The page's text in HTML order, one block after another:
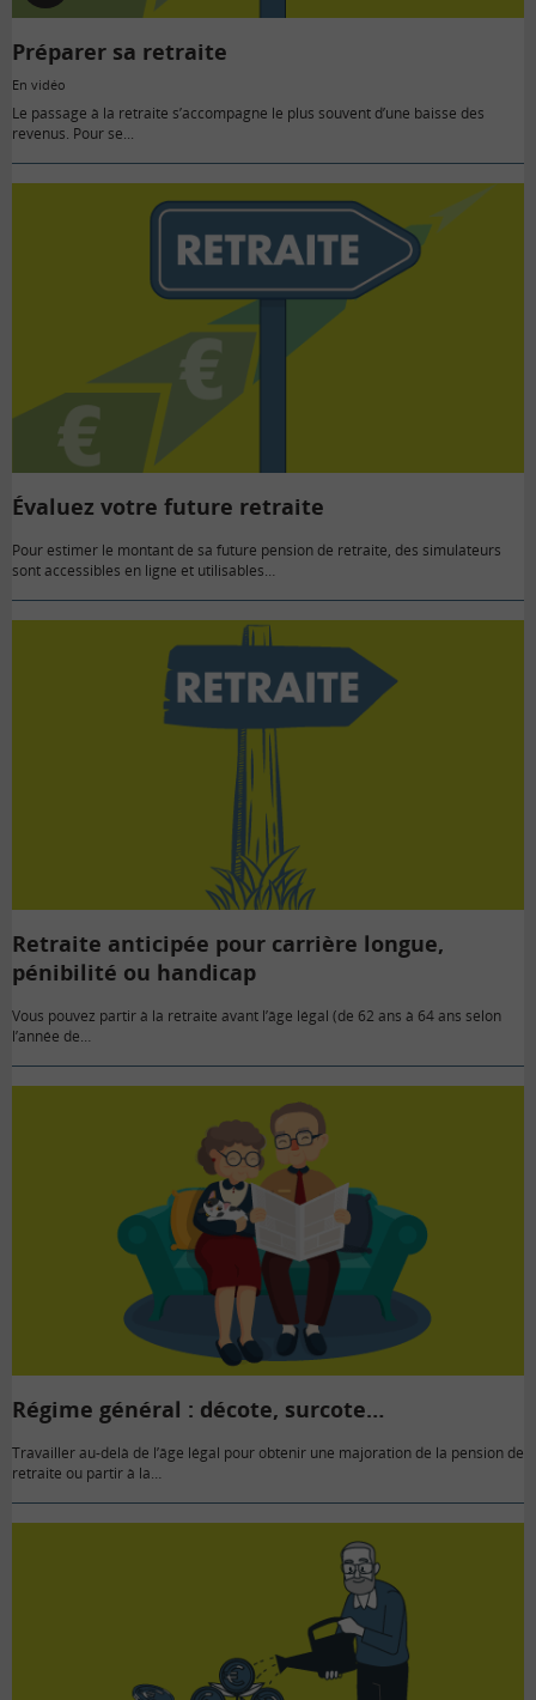
vidéo
Préparer sa retraite
En vidéo
Le passage à la retraite s’accompagne le plus souvent d’une baisse des
revenus. Pour se...
Évaluez votre future retraite
Pour estimer le montant de sa future pension de retraite, des simulateurs
sont accessibles en ligne et utilisables…
Retraite anticipée pour carrière longue,
pénibilité ou handicap
Vous pouvez partir à la retraite avant l’âge légal (de 62 ans à 64 ans selon
l’année de…
Régime général : décote, surcote…
Travailler au-delà de l’âge légal pour obtenir une majoration de la pension de
retraite ou partir à la…